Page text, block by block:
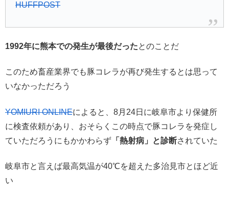
HUFFPOST
1992年に熊本での発生が最後だったとのことだ
このため畜産業界でも豚コレラが再び発生するとは思って
いなかっただろう
YOMIURI ONLINEによると、8月24日に岐阜市より保健所
に検査依頼があり、おそらくこの時点で豚コレラを発症し
ていただろうにもかかわらず 「熱射病」と診断されていた
岐阜市と言えば最高気温が40℃を超えた多治見市とほど近
い